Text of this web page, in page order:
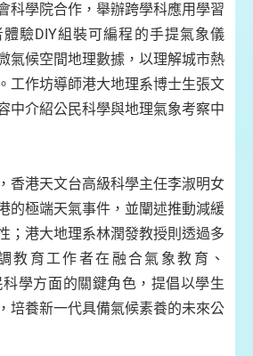
科學院合作，舉辦跨學科應用學習
驗DIY組裝可編程的手提氣象儀
氣候空間地理數據，以理解城市熱
工作坊導師港大地理系博士生張文
中介紹公民科學與地理氣象考察中
香港天文台高級科學主任李淑明女
的極端天氣事件，並闡述推動減緩
；港大地理系林潤發教授則透過多
教育工作者在融合氣象教育、
學方面的關鍵角色，提倡以學生
培養新一代具備氣候素養的未來公